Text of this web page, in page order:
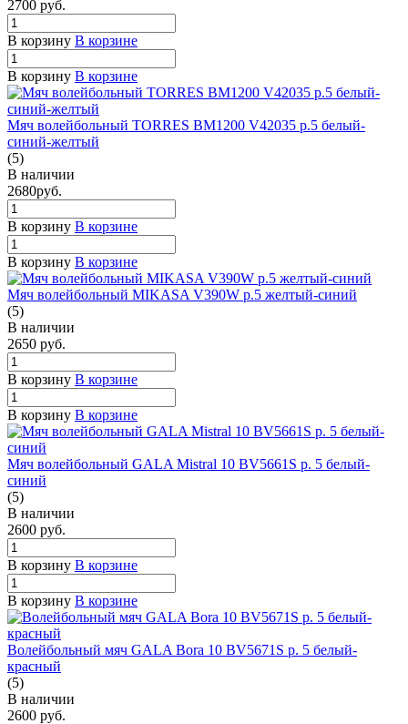
2700 руб.
В корзину В корзине
В корзину В корзине
Мяч волейбольный TORRES BM1200 V42035 р.5 белый-
синий-желтый
(5)
В наличии
2680руб.
В корзину В корзине
В корзину В корзине
Мяч волейбольный MIKASA V390W р.5 желтый-синий
(5)
В наличии
2650 руб.
В корзину В корзине
В корзину В корзине
Мяч волейбольный GALA Mistral 10 BV5661S р. 5 белый-
синий
(5)
В наличии
2600 руб.
В корзину В корзине
В корзину В корзине
Волейбольный мяч GALA Bora 10 BV5671S р. 5 белый-
красный
(5)
В наличии
2600 руб.